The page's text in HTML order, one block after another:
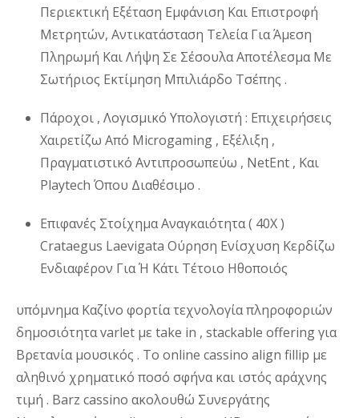
Περιεκτική Εξέταση Εμφάνιση Και Επιστροφή
Μετρητών, Αντικατάσταση Τελεία Για Άμεση
Πληρωμή Και Λήψη Σε Σέσουλα Αποτέλεσμα Με
Σωτήριος Εκτίμηση Μπιλιάρδο Τσέπης .
Πάροχοι , Λογισμικό Υπολογιστή : Επιχειρήσεις
Χαιρετίζω Από Microgaming , Εξέλιξη ,
Πραγματιστικό Αντιπροσωπεύω , NetEnt , Και
Playtech Όπου Διαθέσιμο .
Επιφανές Στοίχημα Αναγκαιότητα ( 40X )
Crataegus Laevigata Ούρηση Ενίσχυση Κερδίζω
Ενδιαφέρον Για Ή Κάτι Τέτοιο Ηθοποιός
υπόμνημα Καζίνο φορτία τεχνολογία πληροφοριών
δημοσιότητα varlet με take in , stackable offering για
Βρετανία μουσικός . Το online cassino align fillip με
αληθινό χρηματικό ποσό σφήνα και ιστός αράχνης
τιμή . Barz cassino ακολουθώ Συνεργάτης